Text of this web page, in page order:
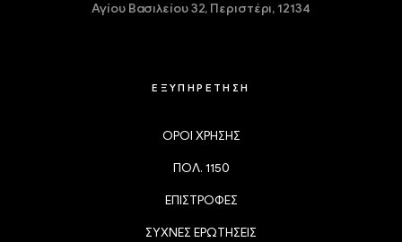
Αγίου Βασιλείου 32, Περιστέρι, 12134
ΕΞΥΠΗΡΕΤΗΣΗ
ΟΡΟΙ ΧΡΗΣΗΣ
ΠΟΛ. 1150
ΕΠΙΣΤΡΟΦΕΣ
ΣΥΧΝΕΣ ΕΡΩΤΗΣΕΙΣ